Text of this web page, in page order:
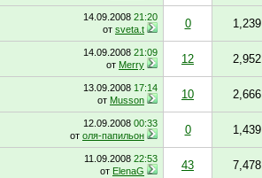
14.09.2008 21:20
от sveta.t 0 1,239
14.09.2008 21:09
от Merry 12 2,952
13.09.2008 17:14
от Musson 10 2,666
12.09.2008 00:33
от оля-папильон 0 1,439
11.09.2008 22:53
от ElenaG 43 7,478